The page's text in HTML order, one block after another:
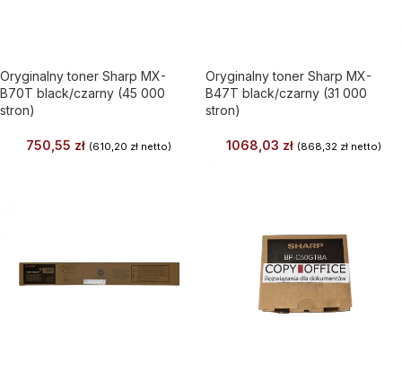
Oryginalny toner Sharp MX-
B70T black/czarny (45 000
stron)
750,55 zł (610,20 złnetto)
Oryginalny toner Sharp MX-
B47T black/czarny (31 000
stron)
1068,03 zł (868,32 zł netto)